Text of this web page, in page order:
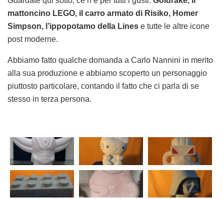
mattoncino LEGO, il carro armato di Risiko, Homer
Simpson, l’ippopotamo della Lines e tutte le altre icone
post moderne.
Abbiamo fatto qualche domanda a Carlo Nannini in merito
alla sua produzione e abbiamo scoperto un personaggio
piuttosto particolare, contando il fatto che ci parla di se
stesso in terza persona.